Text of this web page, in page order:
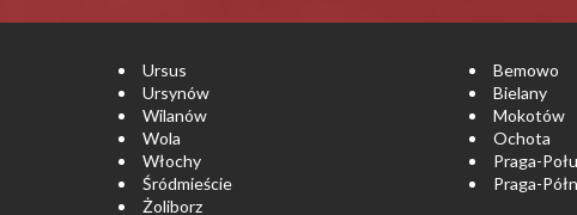
Ursus
Ursynów
Wilanów
Wola
Włochy
Śródmieście
Żoliborz
Bemowo
Bielany
Mokotów
Ochota
Praga-
Praga-